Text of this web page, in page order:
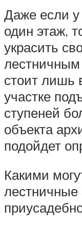
Даже если у
один этаж,
украсить
лестничным
стоит лишь
участке
ступеней
объекта
подойдет
Какими